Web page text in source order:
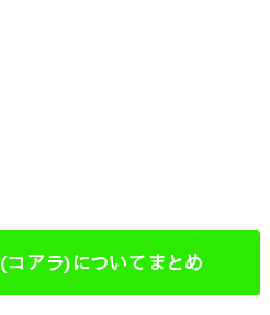
(コアラ)についてまとめ